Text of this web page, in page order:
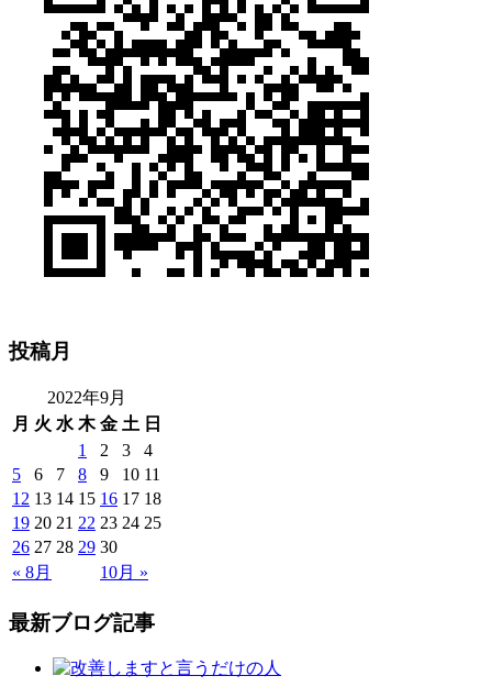
投稿月
2022年9月
月 火 水 木 金 土 日
« 8月 10月 »
1 2 3
4
5
6 7 8 9 10 11
12 13 14 15 16 17 18
19 20 21 22 23 24 25
26 27 28 29 30
最新ブログ記事